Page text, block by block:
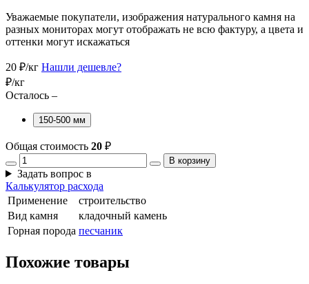
Уважаемые покупатели, изображения натурального камня на
разных мониторах могут отображать не всю фактуру, а цвета и
оттенки могут искажаться
20 ₽/кг Нашли дешевле?
₽/кг
Осталось –
150-500 мм
Общая стоимость 20 ₽
В корзину
Задать вопрос в
Калькулятор расхода
Применение
строительство
Вид камня
кладочный камень
Горная порода песчаник
Похожие товары